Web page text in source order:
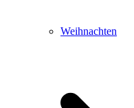
Weihnachten